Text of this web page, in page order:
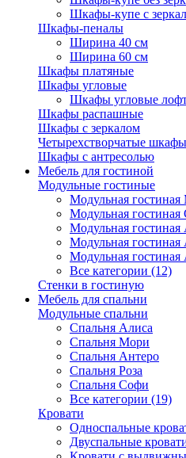
Шкафы-купе с
Шкафы-пеналы
Ширина 40 см
Ширина 60 см
Шкафы платяные
Шкафы угловые
Шкафы угловые
Шкафы распашные
Шкафы с зеркалом
Четырехстворчатые шкафы
Шкафы с антресолью
Мебель для гостиной
Модульные гостиные
Модульная
Модульная
Модульная гостиная
Модульная гостиная
Модульная
Все категории (12)
Стенки в гостиную
Мебель для спальни
Модульные спальни
Спальня Алиса
Спальня Мори
Спальня Антеро
Спальня Роза
Спальня Софи
Все категории (19)
Кровати
Односпальные
Двуспальные